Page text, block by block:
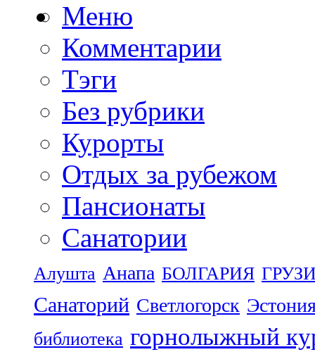
Меню
Комментарии
Тэги
Без рубрики
Курорты
Отдых за рубежом
Пансионаты
Санатории
Алушта Анапа БОЛГАРИЯ
Санаторий Светлогорск
библиотека горнолыжный